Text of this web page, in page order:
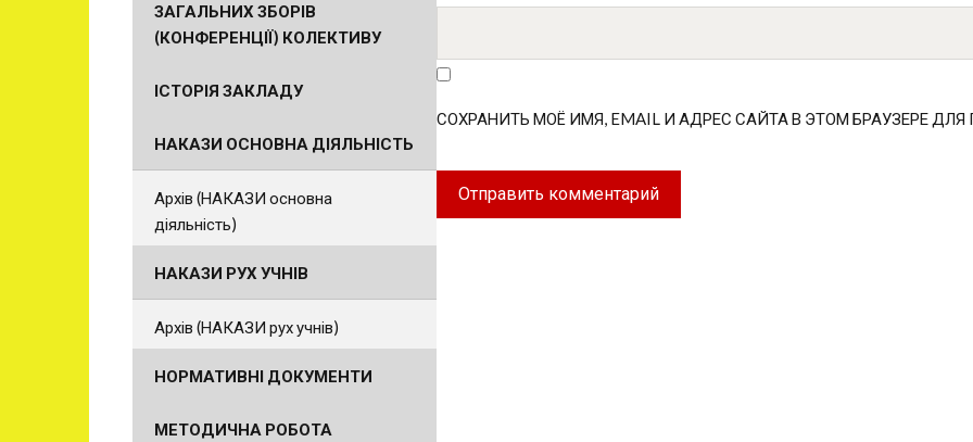
СОХРАНИТЬ МОЁ ИМЯ, EMAIL И АДРЕС САЙТА В ЭТОМ БРАУЗЕРЕ
ЗАГАЛЬНИХ ЗБОРІВ
(КОНФЕРЕНЦІЇ) КОЛЕКТИВУ
ІСТОРІЯ ЗАКЛАДУ
НАКАЗИ ОСНОВНА ДІЯЛЬНІСТЬ
Архів (НАКАЗИ основна
діяльність)
НАКАЗИ РУХ УЧНІВ
Архів (НАКАЗИ рух учнів)
НОРМАТИВНІ ДОКУМЕНТИ
МЕТОДИЧНА РОБОТА